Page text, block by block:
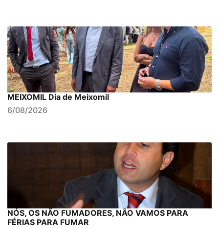
MEIXOMIL Dia de Meixomil
6/08/2026
NÓS, OS NÃO FUMADORES, NÃO VAMOS PARA
FÉRIAS PARA FUMAR